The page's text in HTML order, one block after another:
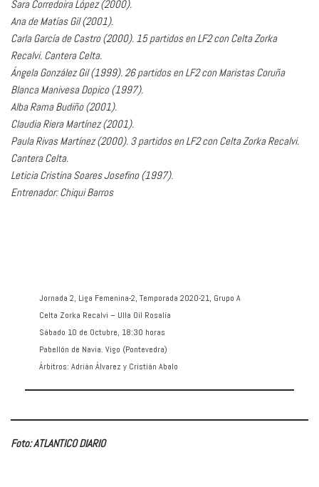
Sara Corredoira López (2000).
Ana de Matías Gil (2001).
Carla García de Castro (2000). 15 partidos en LF2 con Celta Zorka
Recalvi. Cantera Celta.
Ángela González Gil (1999). 26 partidos en LF2 con Maristas Coruña
Blanca Manivesa Dopico (1997).
Alba Rama Budiño (2001).
Claudia Riera Martínez (2001).
Paula Rivas Martínez (2000). 3 partidos en LF2 con Celta Zorka Recalvi.
Cantera Celta.
Leticia Cristina Soares Josefino (1997).
Entrenador: Chiqui Barros
Jornada 2, Liga Femenina-2, Temporada 2020-21, Grupo A
Celta Zorka Recalvi – Ulla Oil Rosalía
Sábado 10 de Octubre, 18:30 horas
Pabellón de Navia. Vigo (Pontevedra)
Árbitros: Adrián Álvarez y Cristián Abalo
Foto: ATLANTICO DIARIO